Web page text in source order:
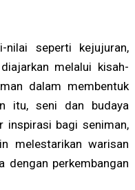
nilai seperti kejujuran,
melalui kisah-
dalam membentuk
itu, seni dan budaya
inspirasi bagi seniman,
melestarikan warisan
dengan perkembangan